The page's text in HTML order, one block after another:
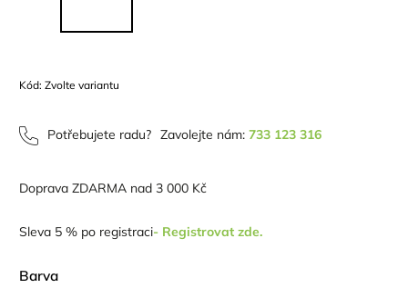
Kód: Zvolte variantu
Potřebujete radu? Zavolejte nám: 733 123 316
Doprava ZDARMA nad 3 000 Kč
Sleva 5 % po registraci- Registrovat zde.
Barva